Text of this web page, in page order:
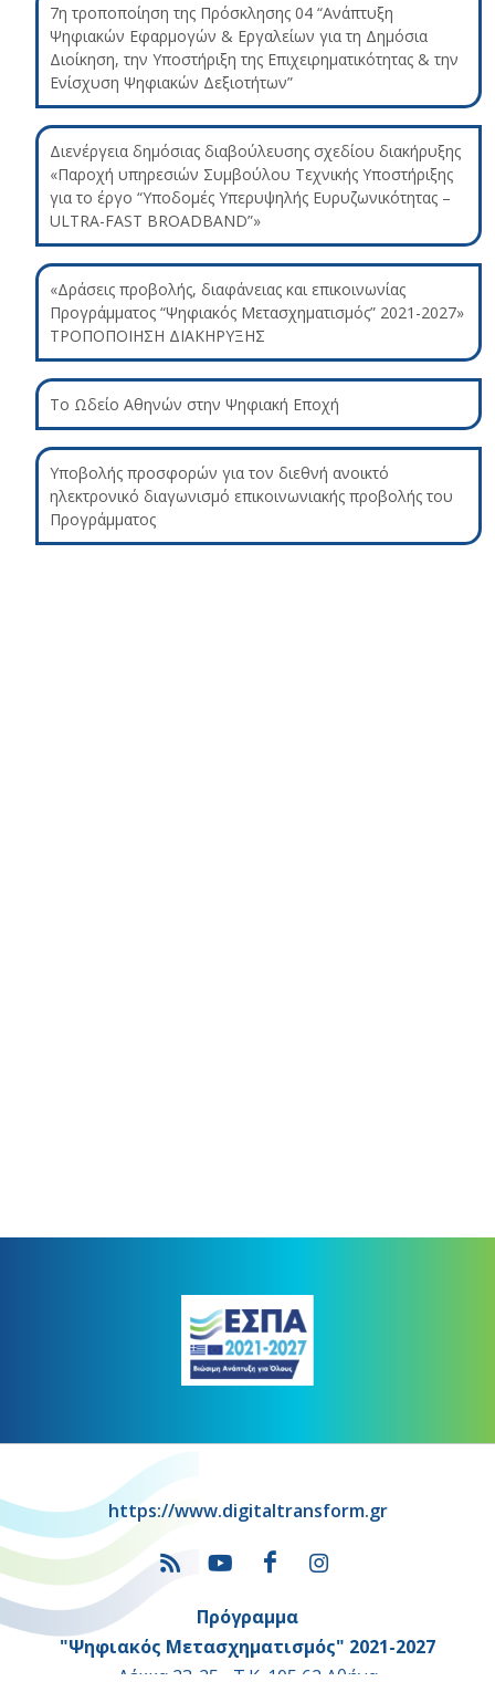
7η τροποποίηση της Πρόσκλησης 04 “Ανάπτυξη
Ψηφιακών Εφαρμογών & Εργαλείων για τη Δημόσια
Διοίκηση, την Υποστήριξη της Επιχειρηματικότητας & την
Ενίσχυση Ψηφιακών Δεξιοτήτων”
Διενέργεια δημόσιας διαβούλευσης σχεδίου διακήρυξης
«Παροχή υπηρεσιών Συμβούλου Τεχνικής Υποστήριξης
για το έργο “Υποδομές Υπερυψηλής Ευρυζωνικότητας –
ULTRA-FAST BROADBAND”»
«Δράσεις προβολής, διαφάνειας και επικοινωνίας
Προγράμματος “Ψηφιακός Μετασχηματισμός” 2021-2027»
ΤΡΟΠΟΠΟΙΗΣΗ ΔΙΑΚΗΡΥΞΗΣ
Το Ωδείο Αθηνών στην Ψηφιακή Εποχή
Υποβολής προσφορών για τον διεθνή ανοικτό
ηλεκτρονικό διαγωνισμό επικοινωνιακής προβολής του
Προγράμματος
https://www.digitaltransform.gr
Πρόγραμμα
"Ψηφιακός Μετασχηματισμός" 2021-2027
Λέκκα 23-25 –Τ.Κ. 105 62 Αθήνα